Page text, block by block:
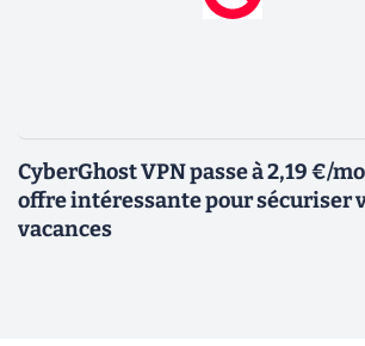
CyberGhost VPN passe à 2,19 €/
offre intéressante pour sécuriser
vacances